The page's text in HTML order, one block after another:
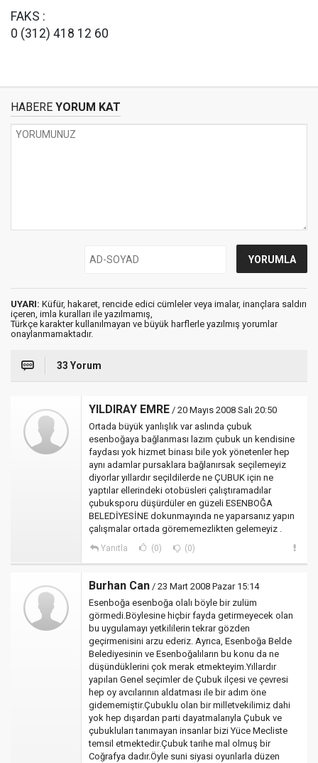
FAKS :
0 (312) 418 12 60
HABERE YORUM KAT
UYARI: Küfür, hakaret, rencide edici cümleler veya imalar, inançlara saldırı
içeren, imla kuralları ile yazılmamış,
Türkçe karakter kullanılmayan ve büyük harflerle yazılmış yorumlar
onaylanmamaktadır.
33 Yorum
YILDIRAY EMRE / 20 Mayıs 2008 Salı 20:50
Ortada büyük yanlışlık var aslında çubuk
esenboğaya bağlanması lazım çubuk un kendisine
faydası yok hizmet binası bile yok yönetenler hep
aynı adamlar pursaklara bağlanırsak seçilemeyiz
diyorlar yıllardır seçildilerde ne ÇUBUK için ne
yaptılar ellerindeki otobüsleri çalıştıramadılar
çubuksporu düşürdüler en güzeli ESENBOĞA
BELEDİYESİNE dokunmayında ne yaparsanız yapın
çalışmalar ortada görememezlikten gelemeyiz .
Yanıtla (0) (0)
Burhan Can / 23 Mart 2008 Pazar 15:14
Esenboğa esenboğa olalı böyle bir zulüm
görmedi.Böylesine hiçbir fayda getirmeyecek olan
bu uygulamayı yetkililerin tekrar gözden
geçirmenisini arzu ederiz. Ayrıca, Esenboğa Belde
Belediyesinin ve Esenboğalıların bu konu da ne
düşündüklerini çok merak etmekteyim.Yıllardır
yapılan Genel seçimler de Çubuk ilçesi ve çevresi
hep oy avcılarının aldatması ile bir adım öne
gidememiştir.Çubuklu olan bir milletvekilimiz dahi
yok hep dışardan parti dayatmalarıyla Çubuk ve
çubukluları tanımayan insanlar bizi Yüce Mecliste
temsil etmektedir.Çubuk tarihe mal olmuş bir
Coğrafya dadır.Öyle suni siyasi oyunlarla düzen